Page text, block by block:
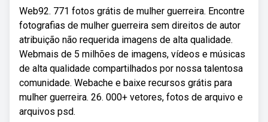
Web92. 771 fotos grátis de mulher guerreira. Encontre
fotografias de mulher guerreira sem direitos de autor
atribuição não requerida imagens de alta qualidade.
Webmais de 5 milhões de imagens, vídeos e músicas
de alta qualidade compartilhados por nossa talentosa
comunidade. Webache e baixe recursos grátis para
mulher guerreira. 26. 000+ vetores, fotos de arquivo e
arquivos psd.